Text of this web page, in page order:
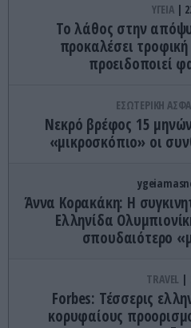
ΥΓΕΙΑ
Το λάθος στην
προκαλέσει
προειδοποιεί
ΕΣΩΤΕΡΙΚΗ
Νεκρό βρέφος 15
«μικροσκόπιο» οι
Άννα Κορακάκη: Η
Ελληνίδα
σπουδαιότερο
TRAVEL
Forbes: Τέσσερις
κορυφαίους